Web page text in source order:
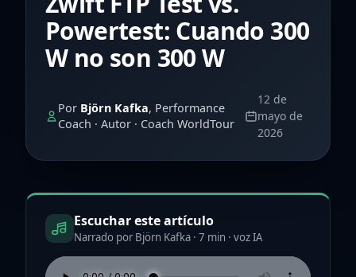
Powertest: Cuando 300
W no son 300 W
Por Björn Kafka, Performance
Coach · Autor · Coach WorldTour
12 de
mayo de
2026
Escuchar este artículo
Narrado por Björn Kafka · 7 min · voz IA